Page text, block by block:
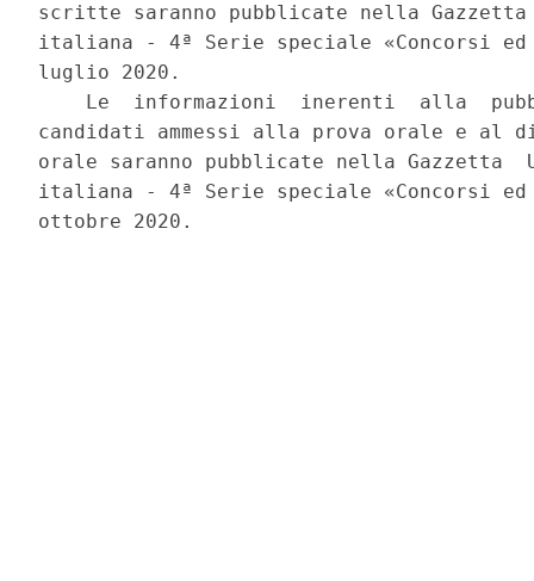
scritte saranno pubblicate nella
italiana - 4ª Serie speciale «Concorsi
luglio 2020.
Le  informazioni  inerenti  alla
candidati ammessi alla prova orale e al
orale saranno pubblicate nella
italiana - 4ª Serie speciale «Concorsi
ottobre 2020.